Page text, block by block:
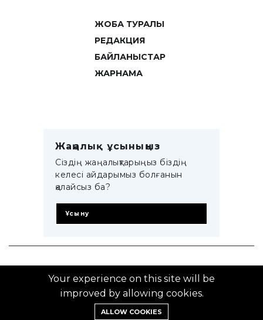
ЖОБА ТУРАЛЫ
РЕДАКЦИЯ
БАЙЛАНЫСТАР
ЖАРНАМА
Жаңалық ұсыныңыз
Сіздің жаңалықтарыңыз біздің
келесі айдарымыз болғанын
қалайсыз ба?
Ұсыну
© 2014–2025 ZTB.KZ
Your experience on this site will be
improved by allowing cookies.
ALLOW COOKIES